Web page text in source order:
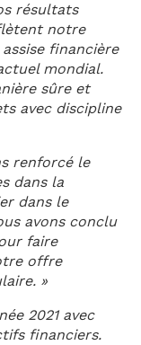
résultats
notre
financière
mondial.
sûre et
avec discipline
renforcé le
dans la
dans le
avons conclu
faire
offre
»
2021 avec
financiers.